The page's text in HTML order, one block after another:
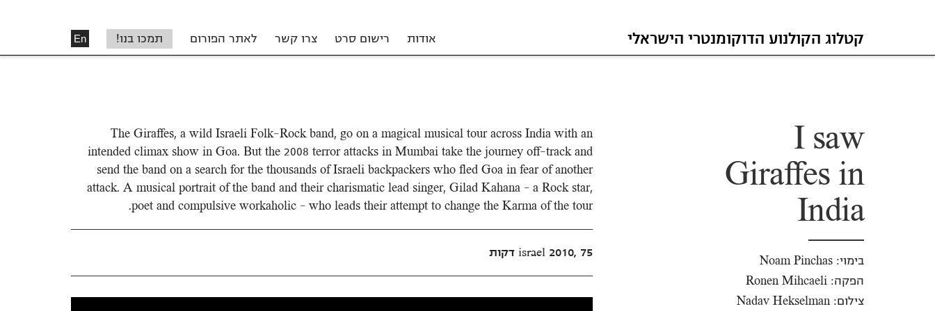
קטלוג הקולנוע הדוקומנטרי הישראלי אודות רישום סרט צרו קשר לאתר הפורום תמכו בנו! En
I saw
Giraffes in
India
בימוי: Noam Pinchas
הפקה: Ronen Mihcaeli
צילום: Nadav Hekselman
The Giraffes, a wild Israeli Folk-Rock band, go on a magical musical tour across India with an
intended climax show in Goa. But the 2008 terror attacks in Mumbai take the journey off-track and
send the band on a search for the thousands of Israeli backpackers who fled Goa in fear of another
attack. A musical portrait of the band and their charismatic lead singer, Gilad Kahana – a Rock star,
poet and compulsive workaholic – who leads their attempt to change the Karma of the tour.
israel 2010, 75 דקות